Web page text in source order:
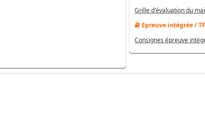
Grille d'évaluation du
Epreuve intégrée /
Consignes épreuve